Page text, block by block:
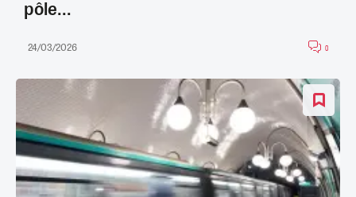
pôle...
24/03/2026 0